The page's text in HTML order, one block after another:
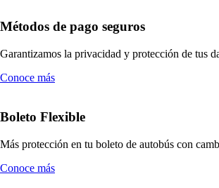
Métodos de pago seguros
Garantizamos la privacidad y protección de tus
Conoce más
Boleto Flexible
Más protección en tu boleto de autobús con
Conoce más